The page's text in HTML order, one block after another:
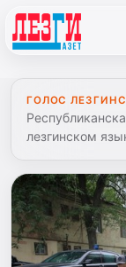
ГОЛОС
лезгинском